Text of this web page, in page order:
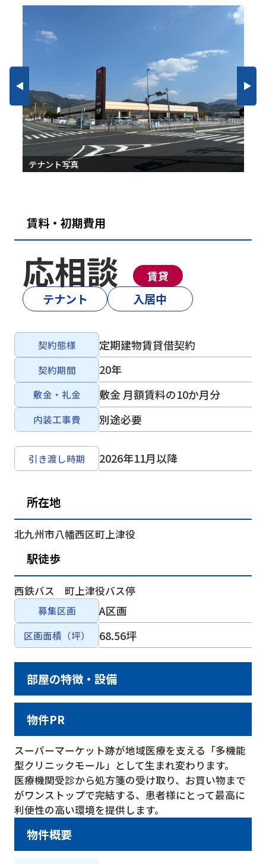
テナント写真
賃料・初期費用
応相談 賃貸
テナント 入居中
契約態様 定期建物賃貸借契約
契約期間 20年
敷金・礼金 敷金 月額賃料の10か月分
内装工事費 別途必要
引き渡し時期 2026年11月以降
所在地
北九州市八幡西区町上津役
駅徒歩
西鉄バス 町上津役バス停
募集区画 A区画
区画面積（坪） 68.56坪
部屋の特徴・設備
物件PR
スーパーマーケット跡が地域医療を支える「多機能
型クリニックモール」として生まれ変わります。
医療機関受診から処方箋の受け取り、お買い物まで
がワンストップで完結する、患者様にとって最高に
利便性の高い環境を提供します。
物件概要